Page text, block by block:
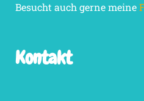
Besucht auch gerne meine
Kontakt